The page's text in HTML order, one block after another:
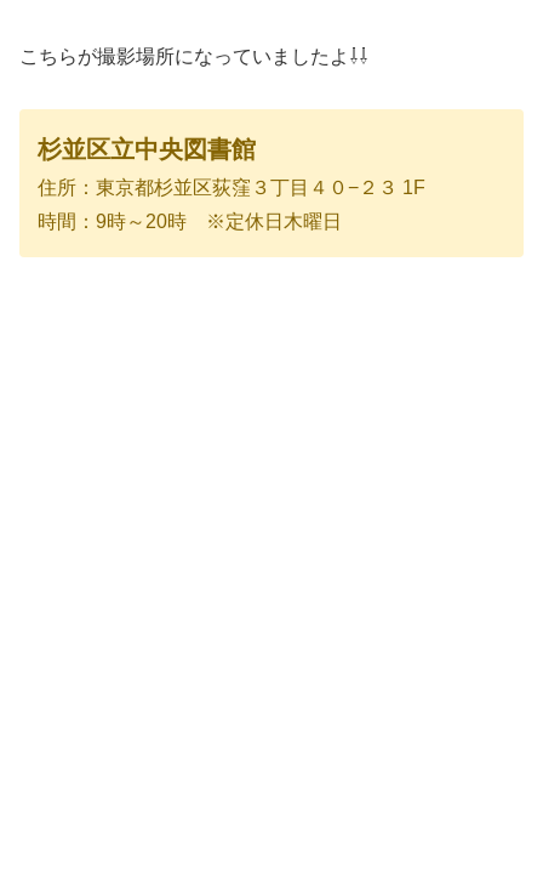
こちらが撮影場所になっていましたよ⇩⇩
杉並区立中央図書館
住所：東京都杉並区荻窪３丁目４０−２３ 1F
時間：9時～20時 ※定休日木曜日